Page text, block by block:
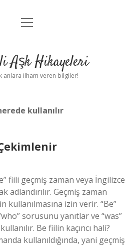
Anasayfa
Yasal Uyarı
menüyü
Aşk Hikayeleri
anlara ilham veren bilgiler!
kullanılır
fiili geçmiş zaman veya İngilizce
adlandırılır. Geçmiş zaman
kullanılmasına izin verir. “Be”
sorusunu yanıtlar ve “was”
Be fiilin kaçıncı hali?
kullanıldığında, yani geçmiş